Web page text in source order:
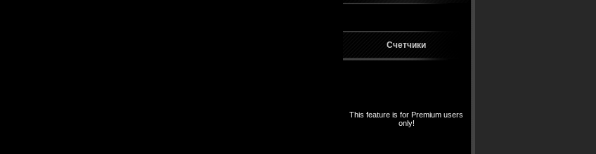
Счетчики
This feature is for Premium users
only!